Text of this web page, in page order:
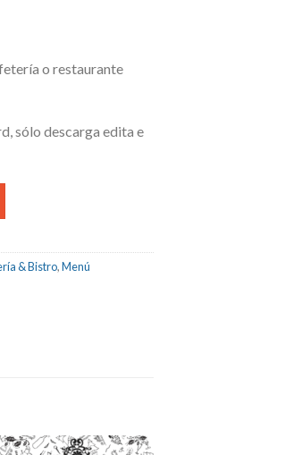
o restaurante
sólo descarga edita e
& Bistro,Menú